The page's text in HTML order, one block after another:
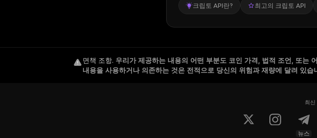
크립토 API란? 최고의 크립토 API
면책 조항. 우리가 제공하는 내용의 어떤 부분도 코인 가격, 법적 조언, 또는
내용을 사용하거나 의존하는 것은 전적으로 당신의 위험과 재량에 달려 있습
최신
뉴스